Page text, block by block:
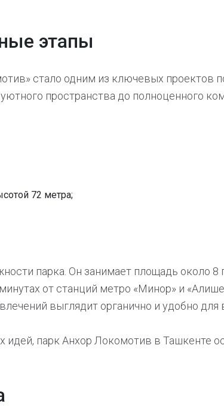
этапы
стало одним из ключевых проектов
пространства до полноценного
72 метра;
парка. Он занимает площадь около 8
от станций метро «Минор» и
выглядит органично и удобно для
парк Анхор Локомотив в Ташкенте